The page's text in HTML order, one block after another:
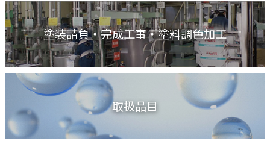
塗装請負・完成工事・塗料調色加工
取扱品目